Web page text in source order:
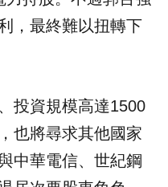
，最終難以扭轉下
投資規模高達1500
也將尋求其他國家
中華電信、世紀鋼